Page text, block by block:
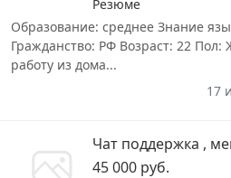
Резюме
Образование: среднее Знание
Гражданство: РФ Возраст: 22
работу из дома...
17
Чат поддержка ,
45 000 руб.